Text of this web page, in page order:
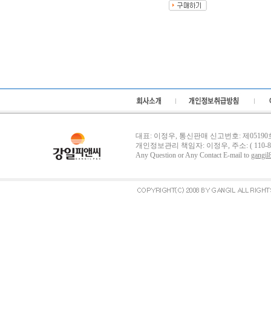
대표: 이정우, 통신판매 신고번호: 제05190
개인정보관리 책임자: 이정우, 주소: (
Any Question or Any Contact E-mail to